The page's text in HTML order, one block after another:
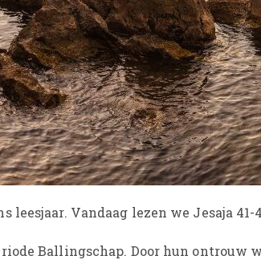
leesjaar. Vandaag lezen we Jesaja 41-
Ballingschap. Door hun ontrouw